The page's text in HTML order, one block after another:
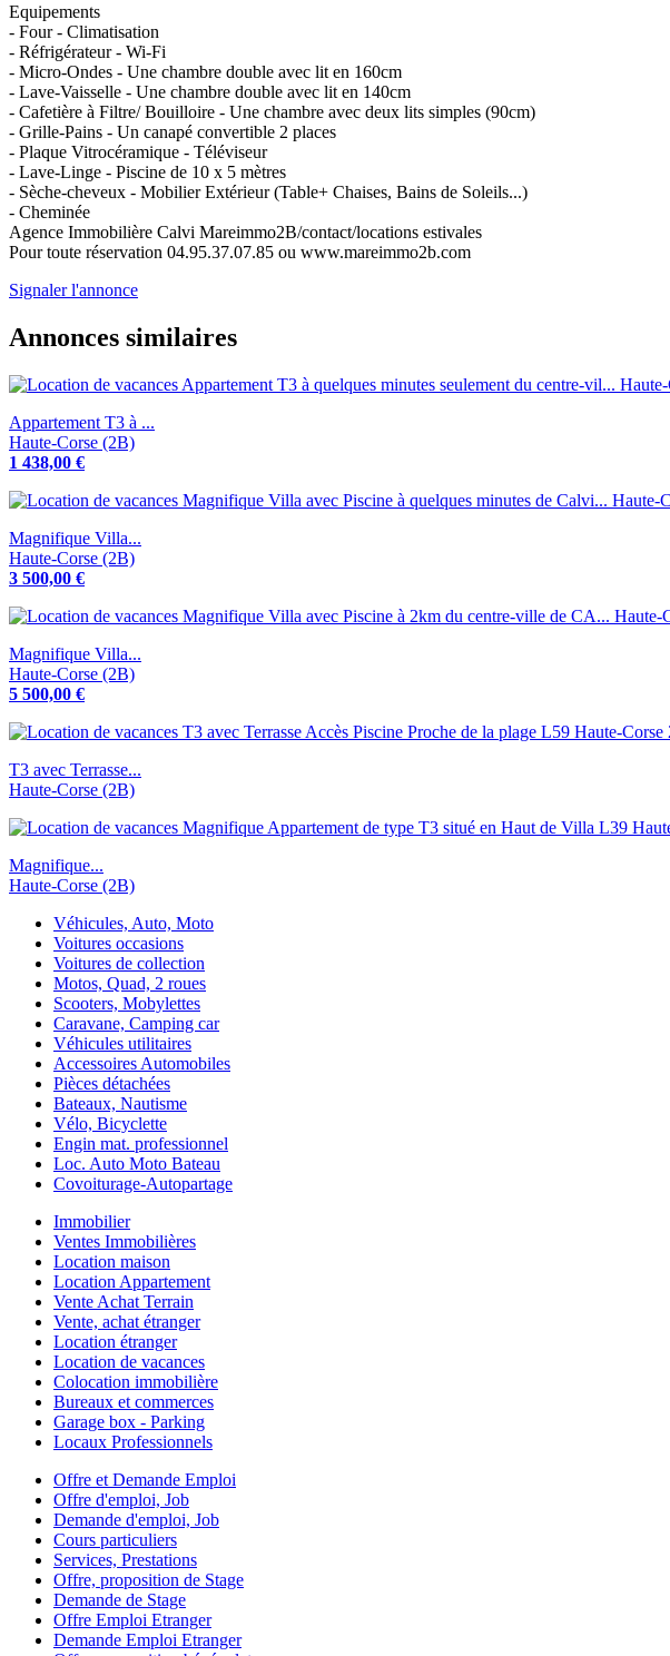
Equipements
- Four - Climatisation
- Réfrigérateur - Wi-Fi
- Micro-Ondes - Une chambre double avec lit en 160cm
- Lave-Vaisselle - Une chambre double avec lit en 140cm
- Cafetière à Filtre/ Bouilloire - Une chambre avec deux lits simples (90cm)
- Grille-Pains - Un canapé convertible 2 places
- Plaque Vitrocéramique - Téléviseur
- Lave-Linge - Piscine de 10 x 5 mètres
- Sèche-cheveux - Mobilier Extérieur (Table+ Chaises, Bains de Soleils...)
- Cheminée
Agence Immobilière Calvi Mareimmo2B/contact/locations estivales
Pour toute réservation 04.95.37.07.85 ou www.mareimmo2b.com
Signaler l'annonce
Annonces similaires
Appartement T3 à ...
Haute-Corse (2B)
1 438,00 €
Magnifique Villa...
Haute-Corse (2B)
3 500,00 €
Magnifique Villa...
Haute-Corse (2B)
5 500,00 €
T3 avec Terrasse...
Haute-Corse (2B)
Magnifique...
Haute-Corse (2B)
Véhicules, Auto, Moto
Voitures occasions
Voitures de collection
Motos, Quad, 2 roues
Scooters, Mobylettes
Caravane, Camping car
Véhicules utilitaires
Accessoires Automobiles
Pièces détachées
Bateaux, Nautisme
Vélo, Bicyclette
Engin mat. professionnel
Loc. Auto Moto Bateau
Covoiturage-Autopartage
Immobilier
Ventes Immobilières
Location maison
Location Appartement
Vente Achat Terrain
Vente, achat étranger
Location étranger
Location de vacances
Colocation immobilière
Bureaux et commerces
Garage box - Parking
Locaux Professionnels
Offre et Demande Emploi
Offre d'emploi, Job
Demande d'emploi, Job
Cours particuliers
Services, Prestations
Offre, proposition de Stage
Demande de Stage
Offre Emploi Etranger
Demande Emploi Etranger